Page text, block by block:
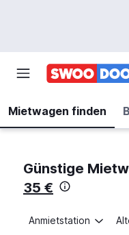
Mietwagen finden
Günstige
35 €
Anmietstation